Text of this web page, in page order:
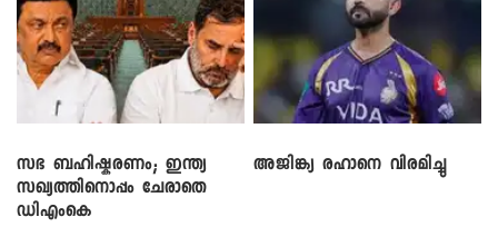
സഭ ബഹിഷ്കരണം; ഇന്ത്യ
സഖ്യത്തിനൊപ്പം ചേരാതെ
ഡിഎംകെ
അജിങ്ക്യ രഹാനെ വിരമിച്ചു